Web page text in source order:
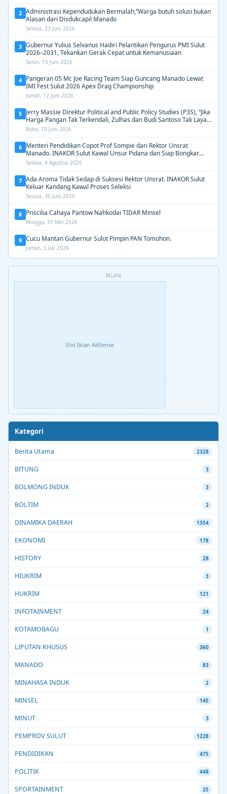
2 Administrasi Kependudukan Bermalah,”Warga butuh solusi bukan
Alasan dari Disdukcapil Manado
Selasa, 23 Juni 2026
3 Gubernur Yulius Selvanus Hadiri Pelantikan Pengurus PMI Sulut
2026–2031, Tekankan Gerak Cepat untuk Kemanusiaan
Senin, 15 Juni 2026
4 Pangeran 05 Mc Joe Racing Team Siap Guncang Manado Lewat
IMI Fest Sulut 2026 Apex Drag Championship
Jumat, 12 Juni 2026
5 Jerry Massie Direktur Political and Public Policy Studies (P3S), “Jika
Harga Pangan Tak Terkendali, Zulhas dan Budi Santoso Tak Layak
Dipertahankan”
Rabu, 10 Juni 2026
6 Menteri Pendidikan Copot Prof Sompie dari Rektor Unsrat
Manado. INAKOR Sulut Kawal Unsur Pidana dan Siap Bongkar
Aroma Busuk di Suksesi Rektor
Selasa, 4 Agustus 2026
7 Ada Aroma Tidak Sedap di Suksesi Rektor Unsrat. INAKOR Sulut
Keluar Kandang Kawal Proses Seleksi
Selasa, 30 Juni 2026
8 Priscilia Cahaya Pantow Nahkodai TIDAR Minsel
Minggu, 31 Mei 2026
9 Cucu Mantan Gubernur Sulut Pimpin PAN Tomohon.
Jumat, 3 Juli 2026
IKLAN
Slot Iklan AdSense
Kategori
Berita Utama 2328
BITUNG 3
BOLMONG INDUK 3
BOLTIM 2
DINAMIKA DAERAH 1354
EKONOMI 178
HISTORY 28
HIUKRIM 3
HUKRIM 121
INFOTAINMENT 24
KOTAMOBAGU 1
LIPUTAN KHUSUS 360
MANADO 83
MINAHASA INDUK 2
MINSEL 145
MINUT 3
PEMPROV SULUT 1228
PENDIDIKAN 475
POLITIK 448
SPORTAINMENT 25